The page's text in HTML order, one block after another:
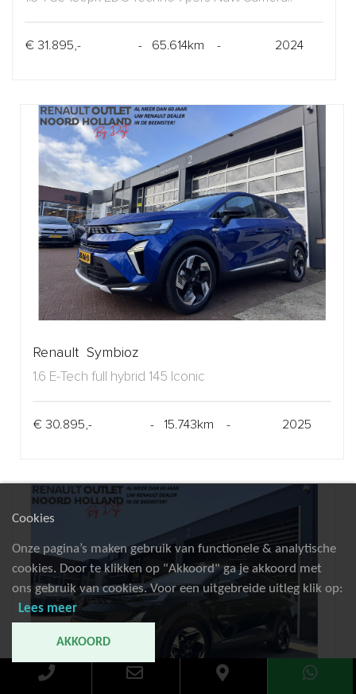
€ 31.895,- - 65.614km - 2024
Renault Symbioz
1.6 E-Tech full hybrid 145 Iconic
€ 30.895,- - 15.743km - 2025
Cookies
Onze pagina’s maken gebruik van functionele & analytische
cookies. Door te klikken op "Akkoord" ga je akkoord met
ons gebruik van cookies. Voor een uitgebreide uitleg klik op:
Lees meer
AKKOORD